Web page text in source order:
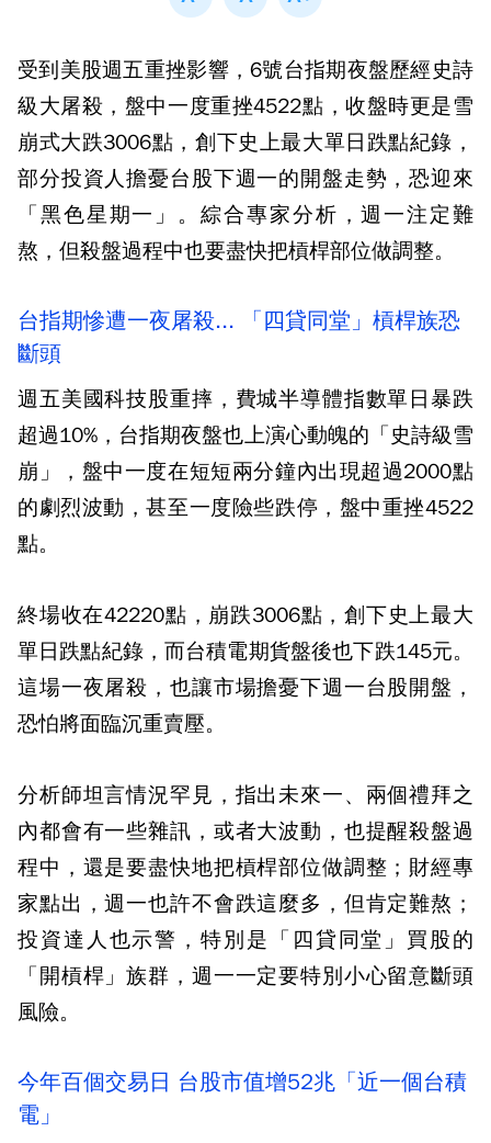
受到美股週五重挫影響，6號台指期夜盤歷經史詩
級大屠殺，盤中一度重挫4522點，收盤時更是雪
崩式大跌3006點，創下史上最大單日跌點紀錄，
部分投資人擔憂台股下週一的開盤走勢，恐迎來
「黑色星期一」。綜合專家分析，週一注定難
熬，但殺盤過程中也要盡快把槓桿部位做調整。
台指期慘遭一夜屠殺... 「四貸同堂」槓桿族恐
斷頭
週五美國科技股重摔，費城半導體指數單日暴跌
超過10%，台指期夜盤也上演心動魄的「史詩級雪
崩」，盤中一度在短短兩分鐘內出現超過2000點
的劇烈波動，甚至一度險些跌停，盤中重挫4522
點。
終場收在42220點，崩跌3006點，創下史上最大
單日跌點紀錄，而台積電期貨盤後也下跌145元。
這場一夜屠殺，也讓市場擔憂下週一台股開盤，
恐怕將面臨沉重賣壓。
分析師坦言情況罕見，指出未來一、兩個禮拜之
內都會有一些雜訊，或者大波動，也提醒殺盤過
程中，還是要盡快地把槓桿部位做調整；財經專
家點出，週一也許不會跌這麼多，但肯定難熬；
投資達人也示警，特別是「四貸同堂」買股的
「開槓桿」族群，週一一定要特別小心留意斷頭
風險。
今年百個交易日 台股市值增52兆「近一個台積
電」